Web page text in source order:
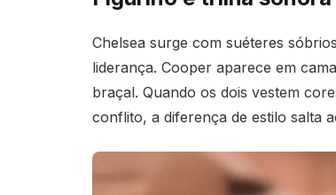
Chelsea surge com suéteres
liderança. Cooper aparece em
braçal. Quando os dois vestem
conflito, a diferença de estilo salta